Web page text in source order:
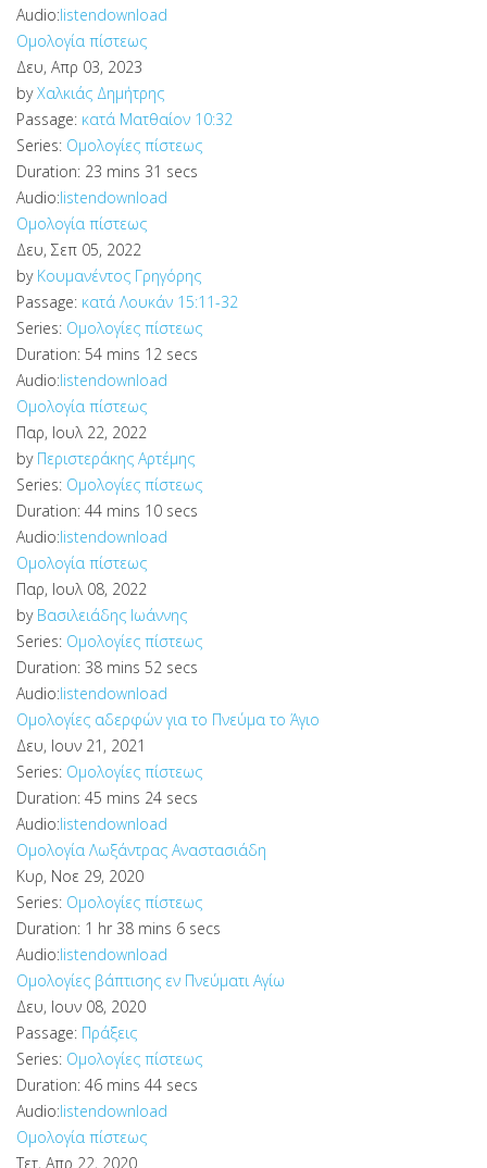
Audio:listendownload
Ομολογία πίστεως
Δευ, Απρ 03, 2023
byΧαλκιάς Δημήτρης
Passage: κατά Ματθαίον 10:32
Series: Ομολογίες πίστεως
Duration: 23 mins 31 secs
Audio:listendownload
Ομολογία πίστεως
Δευ, Σεπ 05, 2022
by Κουμανέντος Γρηγόρης
Passage: κατά Λουκάν 15:11-32
Series: Ομολογίες πίστεως
Duration: 54 mins 12 secs
Audio:listendownload
Ομολογία πίστεως
Παρ, Ιουλ 22, 2022
by Περιστεράκης Αρτέμης
Series: Ομολογίες πίστεως
Duration: 44 mins 10 secs
Audio:listendownload
Ομολογία πίστεως
Παρ, Ιουλ 08, 2022
by Βασιλειάδης Ιωάννης
Series: Ομολογίες πίστεως
Duration: 38 mins 52 secs
Audio:listendownload
Ομολογίες αδερφών για το Πνεύμα το Άγιο
Δευ, Ιουν 21, 2021
Series: Ομολογίες πίστεως
Duration: 45 mins 24 secs
Audio:listendownload
Ομολογία Λωξάντρας Αναστασιάδη
Κυρ, Νοε 29, 2020
Series: Ομολογίες πίστεως
Duration: 1 hr 38 mins 6 secs
Audio:listendownload
Ομολογίες βάπτισης εν Πνεύματι Αγίω
Δευ, Ιουν 08, 2020
Passage: Πράξεις
Series: Ομολογίες πίστεως
Duration: 46 mins 44 secs
Audio:listendownload
Ομολογία πίστεως
Τετ, Απρ 22, 2020